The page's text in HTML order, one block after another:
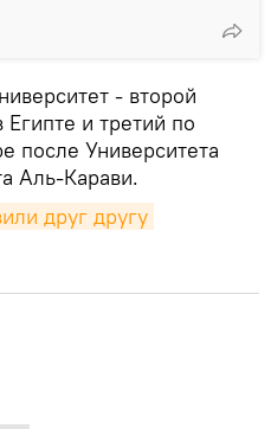
- второй
и третий по
после Университета
Аль-Карави.
друг другу